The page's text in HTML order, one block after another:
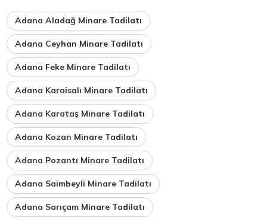
Adana Aladağ Minare Tadilatı
Adana Ceyhan Minare Tadilatı
Adana Feke Minare Tadilatı
Adana Karaisalı Minare Tadilatı
Adana Karataş Minare Tadilatı
Adana Kozan Minare Tadilatı
Adana Pozantı Minare Tadilatı
Adana Saimbeyli Minare Tadilatı
Adana Sarıçam Minare Tadilatı